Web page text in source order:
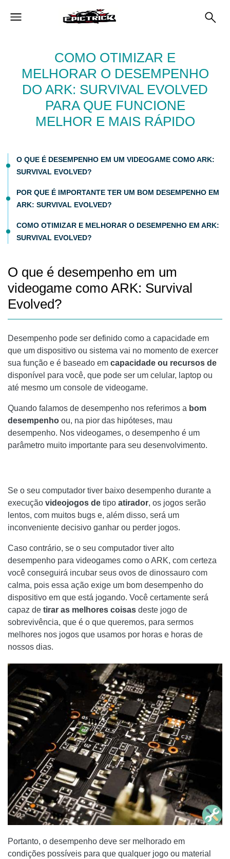
COMO OTIMIZAR E
MELHORAR O DESEMPENHO
DO ARK: SURVIVAL EVOLVED
PARA QUE FUNCIONE
MELHOR E MAIS RÁPIDO
O QUE É DESEMPENHO EM UM VIDEOGAME COMO ARK:
SURVIVAL EVOLVED?
POR QUE É IMPORTANTE TER UM BOM DESEMPENHO EM
ARK: SURVIVAL EVOLVED?
COMO OTIMIZAR E MELHORAR O DESEMPENHO EM ARK:
SURVIVAL EVOLVED?
O que é desempenho em um
videogame como ARK: Survival
Evolved?
Desempenho pode ser definido como a capacidade em
que um dispositivo ou sistema vai no momento de exercer
sua função e é baseado em capacidade ou recursos de
disponível para você, que pode ser um celular, laptop ou
até mesmo um console de videogame.
Quando falamos de desempenho nos referimos a bom
desempenho ou, na pior das hipóteses, mau
desempenho. Nos videogames, o desempenho é um
parâmetro muito importante para seu desenvolvimento.
Se o seu computador tiver baixo desempenho durante a
execução videojogos de tipo atirador, os jogos serão
lentos, com muitos bugs e, além disso, será um
inconveniente decisivo ganhar ou perder jogos.
Caso contrário, se o seu computador tiver alto
desempenho para videogames como o ARK, com certeza
você conseguirá incubar seus ovos de dinossauro com
calma, pois essa ação exige um bom desempenho do
dispositivo em que está jogando. Você certamente será
capaz de tirar as melhores coisas deste jogo de
sobrevivência, que é o que queremos, para sermos
melhores nos jogos que usamos por horas e horas de
nossos dias.
Portanto, o desempenho deve ser melhorado em
condições possíveis para que qualquer jogo ou material